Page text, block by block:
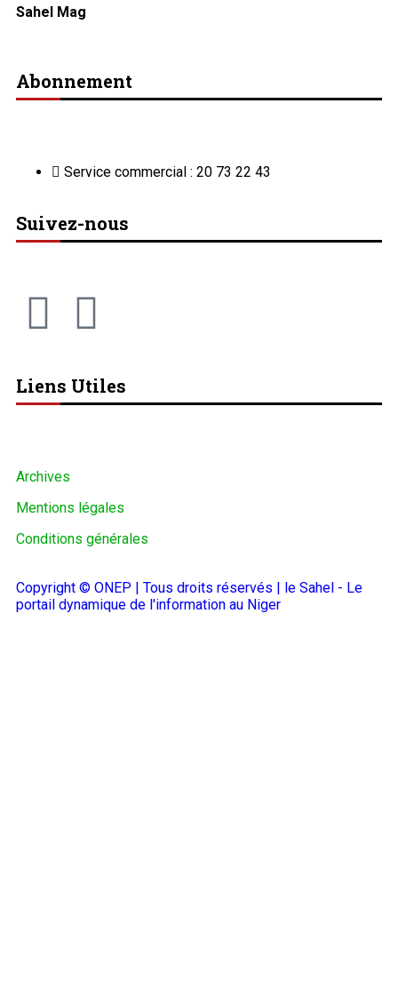
Sahel Mag
Abonnement
Service commercial : 20 73 22 43
Suivez-nous
Liens Utiles
Archives
Mentions légales
Conditions générales
Copyright © ONEP | Tous droits réservés | le Sahel - Le
portail dynamique de l'information au Niger